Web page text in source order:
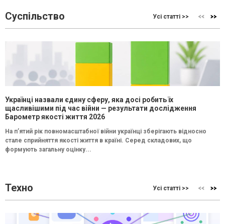
Суспільство Усі статті >>
Українці назвали єдину сферу, яка досі робить їх
щасливішими під час війни — результати дослідження
Барометр якості життя 2026
На п’ятий рік повномасштабної війни українці зберігають відносно
стале сприйняття якості життя в країні. Серед складових, що
формують загальну оцінку...
Техно Усі статті >>